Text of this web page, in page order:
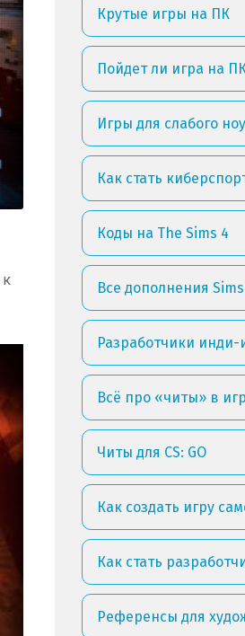
к
Крутые игры на ПК
Пойдет ли игра на
Игры для слабого
Как стать
Коды на The Sims 4
Все дополнения
Разработчики инди-
Всё про «читы» в
Читы для CS: GO
Как создать игру
Как стать
Референсы для